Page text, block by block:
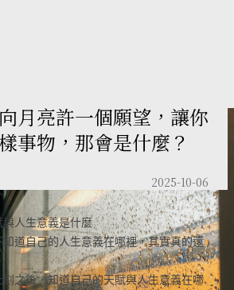
月亮許一個願望，讓你
事物，那會是什麼？
2025-10-06
人生意義是什麼
道自己的人生意義在哪裡，其實真的還
之後，知道自己的天賦與人生意義在哪